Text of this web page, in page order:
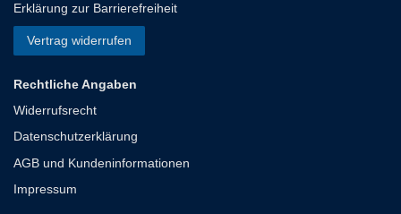
Erklärung zur Barrierefreiheit
Vertrag widerrufen
Rechtliche Angaben
Widerrufsrecht
Datenschutzerklärung
AGB und Kundeninformationen
Impressum